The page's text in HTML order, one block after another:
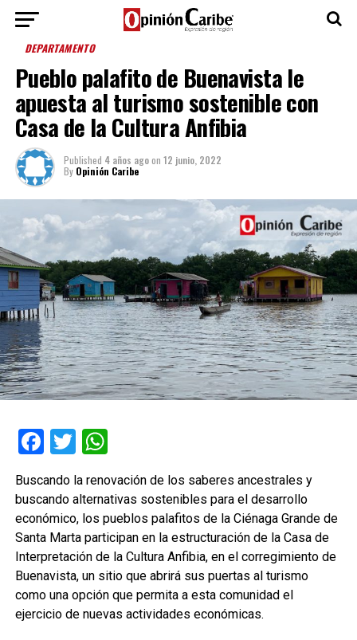
DEPARTAMENTO
Pueblo palafito de Buenavista le
apuesta al turismo sostenible con
Casa de la Cultura Anfibia
Published 4 años agoon 12 junio, 2022
By Opinión Caribe
Facebook
TwitterWhatsApp
Buscando la renovación de los saberes ancestrales y
buscando alternativas sostenibles para el desarrollo
económico, los pueblos palafitos de la Ciénaga Grande de
Santa Marta participan en la estructuración de la Casa de
Interpretación de la Cultura Anfibia, en el corregimiento de
Buenavista, un sitio que abrirá sus puertas al turismo
como una opción que permita a esta comunidad el
ejercicio de nuevas actividades económicas.